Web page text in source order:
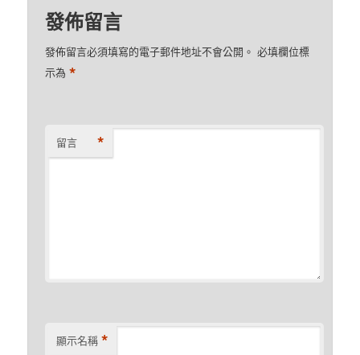
發佈留言
發佈留言必須填寫的電子郵件地址不會公開。 必填欄位標
示為*
留言 *
顯示名稱 *